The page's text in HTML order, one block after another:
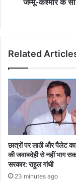
Related
छात्रों पर लाठी और पैलेट
की जवाबदेही से नहीं भाग
सरकार: राहुल गांधी
23 minutes ago